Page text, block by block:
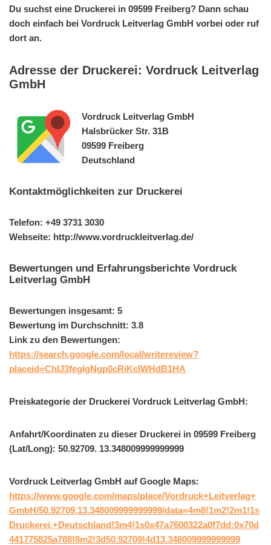
Du suchst eine Druckerei in 09599 Freiberg? Dann schau
doch einfach bei Vordruck Leitverlag GmbH vorbei oder ruf
dort an.
Adresse der Druckerei: Vordruck Leitverlag
GmbH
Vordruck Leitverlag GmbH
Halsbrücker Str. 31B
09599 Freiberg
Deutschland
Kontaktmöglichkeiten zur Druckerei
Telefon: +49 3731 3030
Webseite: http://www.vordruckleitverlag.de/
Bewertungen und Erfahrungsberichte Vordruck
Leitverlag GmbH
Bewertungen insgesamt: 5
Bewertung im Durchschnitt: 3.8
Link zu den Bewertungen:
https://search.google.com/local/writereview?
placeid=ChIJ3fegIgNgp0cRiKclWHdB1HA
Preiskategorie der Druckerei Vordruck Leitverlag GmbH:
Anfahrt/Koordinaten zu dieser Druckerei in 09599 Freiberg
(Lat/Long): 50.92709. 13.348009999999999
Vordruck Leitverlag GmbH auf Google Maps:
https://www.google.com/maps/place/Vordruck+Leitverlag+
GmbH/50.92709,13.348009999999999/data=4m8!1m2!2m1!1s
Druckerei,+Deutschland!3m4!1s0x47a7600322a0f7dd:0x70d
441775825a788!8m2!3d50.92709!4d13.348009999999999